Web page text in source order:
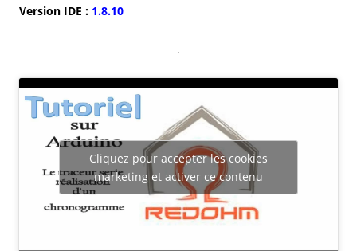
Version IDE : 1.8.10
.
Cliquez pour accepter les cookies
marketing et activer ce contenu